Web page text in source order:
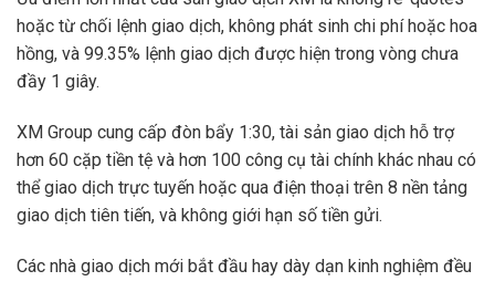
hoặc từ chối lệnh giao dịch, không phát sinh chi phí hoặc hoa
hồng, và 99.35% lệnh giao dịch được hiện trong vòng chưa
đầy 1 giây.
XM Group cung cấp đòn bẩy 1:30, tài sản giao dịch hỗ trợ
hơn 60 cặp tiền tệ và hơn 100 công cụ tài chính khác nhau có
thể giao dịch trực tuyến hoặc qua điện thoại trên 8 nền tảng
giao dịch tiên tiến, và không giới hạn số tiền gửi.
Các nhà giao dịch mới bắt đầu hay dày dạn kinh nghiệm đều